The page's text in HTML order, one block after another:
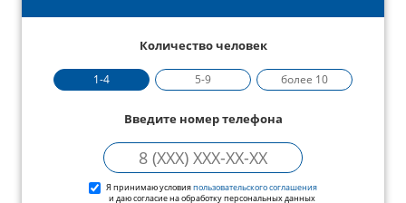
Количество человек
1-4 5-9 более 10
Введите номер телефона
Я принимаю условияпользовательского соглашения
и даю согласие на обработку персональных данных